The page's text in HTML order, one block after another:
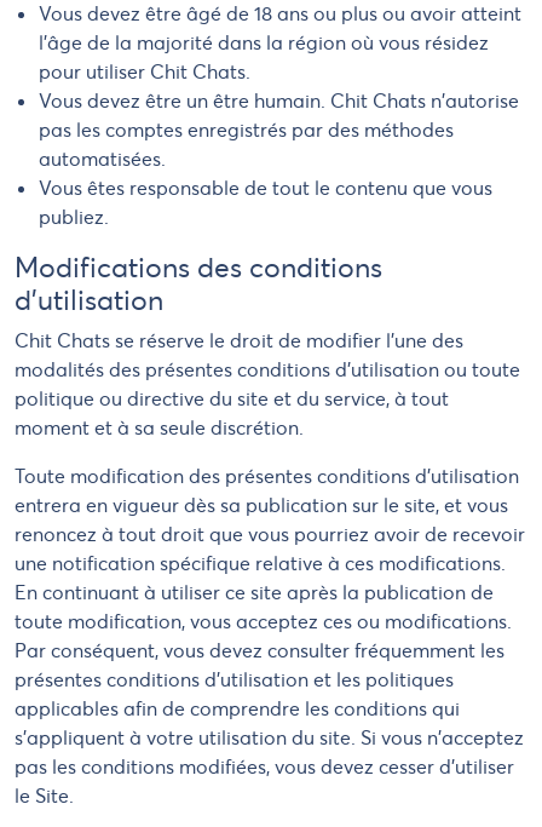
Vous devez être âgé de 18 ans ou plus ou avoir atteint
l'âge de la majorité dans la région où vous résidez
pour utiliser Chit Chats.
Vous devez être un être humain. Chit Chats n'autorise
pas les comptes enregistrés par des méthodes
automatisées.
Vous êtes responsable de tout le contenu que vous
publiez.
Modifications des conditions
d'utilisation
Chit Chats se réserve le droit de modifier l'une des
modalités des présentes conditions d'utilisation ou toute
politique ou directive du site et du service, à tout
moment et à sa seule discrétion.
Toute modification des présentes conditions d'utilisation
entrera en vigueur dès sa publication sur le site, et vous
renoncez à tout droit que vous pourriez avoir de recevoir
une notification spécifique relative à ces modifications.
En continuant à utiliser ce site après la publication de
toute modification, vous acceptez ces ou modifications.
Par conséquent, vous devez consulter fréquemment les
présentes conditions d'utilisation et les politiques
applicables afin de comprendre les conditions qui
s'appliquent à votre utilisation du site. Si vous n'acceptez
pas les conditions modifiées, vous devez cesser d'utiliser
le Site.